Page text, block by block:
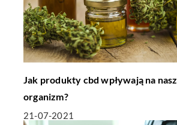
Jak produkty cbd wpływają na nasz
organizm?
21-07-2021